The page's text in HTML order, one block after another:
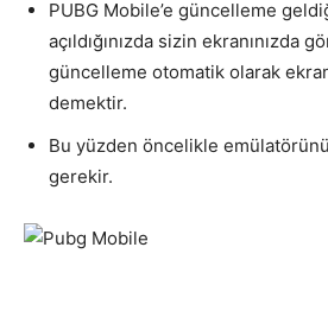
PUBG Mobile’e güncelleme
açıldığınızda sizin ekranınızda
güncelleme otomatik olarak
demektir.
Bu yüzden öncelikle
gerekir.